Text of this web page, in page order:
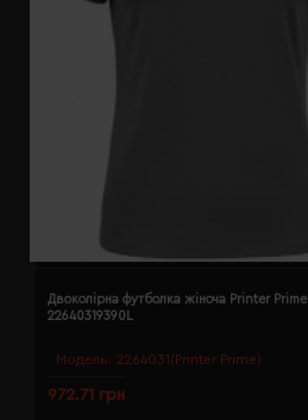
Модель: 2264031(Printer Prime)
Двоколірна футболка жіноча Printer
22640319390L
972.71 грн